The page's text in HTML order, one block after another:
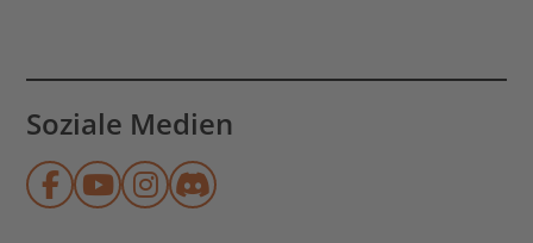
Soziale Medien
Münchner Stadtbibliothek auf
Münchner Stadtbibliothek auf
Münchner Stadtbibliothek
Münchner